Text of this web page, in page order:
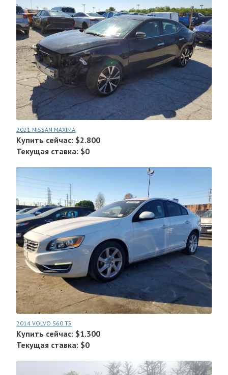
2021 NISSAN MAXIMA
Купить сейчас: $2.800
Текущая ставка: $0
2014 VOLVO S60 T5
Купить сейчас: $1.300
Текущая ставка: $0